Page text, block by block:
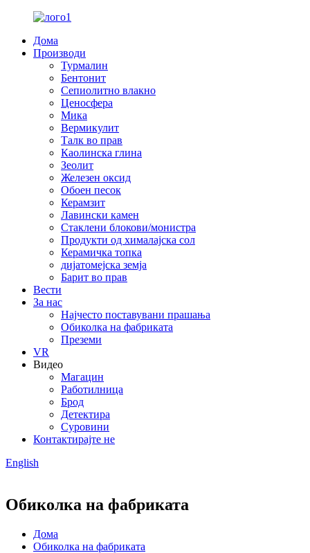
Дома
Производи
Турмалин
Бентонит
Сепиолитно влакно
Ценосфера
Мика
Вермикулит
Талк во прав
Каолинска глина
Зеолит
Железен оксид
Обоен песок
Керамзит
Лавински камен
Стаклени блокови/монистра
Продукти од хималајска сол
Керамичка топка
дијатомејска земја
Барит во прав
Вести
За нас
Најчесто поставувани прашања
Обиколка на фабриката
Преземи
VR
Видео
Магацин
Работилница
Брод
Детектира
Суровини
Контактирајте не
English
Обиколка на фабриката
Дома
Обиколка на фабриката